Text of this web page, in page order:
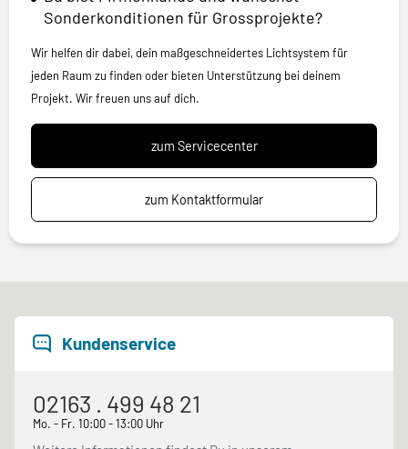
Sonderkonditionen für Grossprojekte?
Wir helfen dir dabei, dein maßgeschneidertes Lichtsystem für
jeden Raum zu finden oder bieten Unterstützung bei deinem
Projekt. Wir freuen uns auf dich.
zum Servicecenter
zum Kontaktformular
Kundenservice
02163 . 499 48 21
Mo. - Fr. 10:00 - 13:00 Uhr